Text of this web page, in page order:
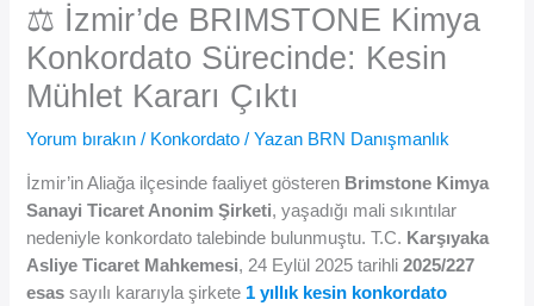
⚖️ İzmir’de BRIMSTONE Kimya
Konkordato Sürecinde: Kesin
Mühlet Kararı Çıktı
Yorum bırakın / Konkordato / Yazan BRN Danışmanlık
İzmir’in Aliağa ilçesinde faaliyet gösteren Brimstone Kimya
Sanayi Ticaret Anonim Şirketi, yaşadığı mali sıkıntılar
nedeniyle konkordato talebinde bulunmuştu. T.C. Karşıyaka
Asliye Ticaret Mahkemesi, 24 Eylül 2025 tarihli2025/227
esas sayılı kararıyla şirkete 1 yıllık kesin konkordato